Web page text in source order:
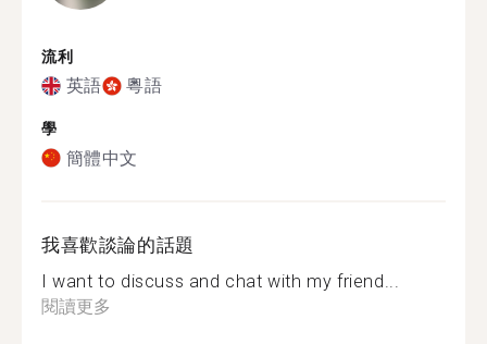
流利
英語 粵語
學
簡體中文
我喜歡談論的話題
I want to discuss and chat with my friend...
閱讀更多